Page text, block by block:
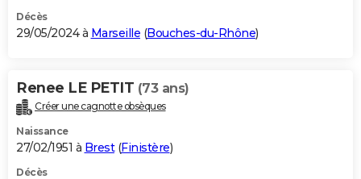
Décès
29/05/2024 à Marseille (Bouches-du-Rhône)
Renee LE PETIT (73 ans)
Créer une cagnotte obsèques
Naissance
27/02/1951 à Brest(Finistère)
Décès